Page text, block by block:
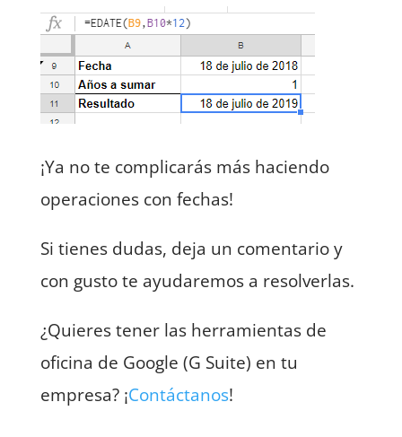
¡Ya no te complicarás más haciendo
operaciones con fechas!
Si tienes dudas, deja un comentario y
con gusto te ayudaremos a resolverlas.
¿Quieres tener las herramientas de
oficina de Google (G Suite) en tu
empresa? ¡Contáctanos!